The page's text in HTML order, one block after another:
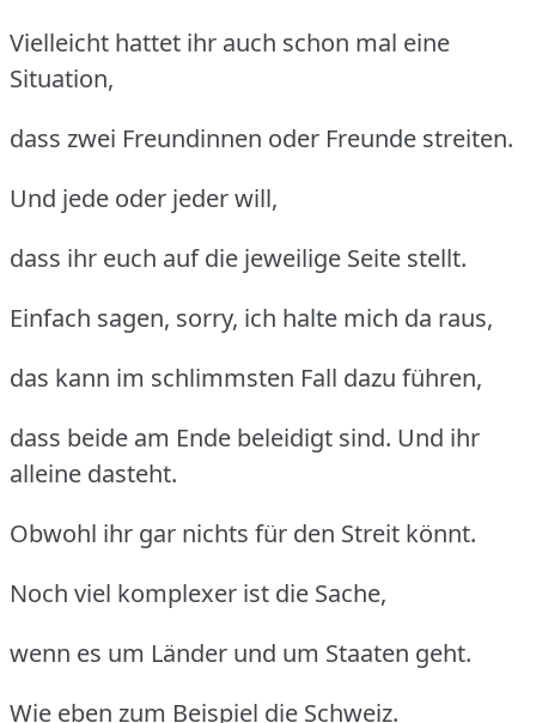
Vielleicht hattet ihr auch schon mal eine
Situation,
dass zwei Freundinnen oder Freunde streiten.
Und jede oder jeder will,
dass ihr euch auf die jeweilige Seite stellt.
Einfach sagen, sorry, ich halte mich da raus,
das kann im schlimmsten Fall dazu führen,
dass beide am Ende beleidigt sind. Und ihr
alleine dasteht.
Obwohl ihr gar nichts für den Streit könnt.
Noch viel komplexer ist die Sache,
wenn es um Länder und um Staaten geht.
Wie eben zum Beispiel die Schweiz.